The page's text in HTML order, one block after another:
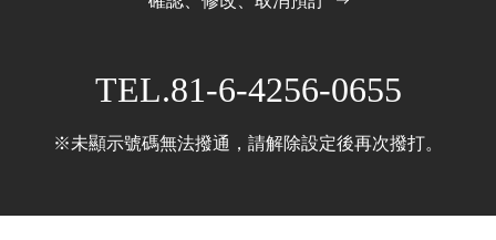
TEL.81-6-4256-0655
※未顯示號碼無法撥通，請解除設定後再次撥打。